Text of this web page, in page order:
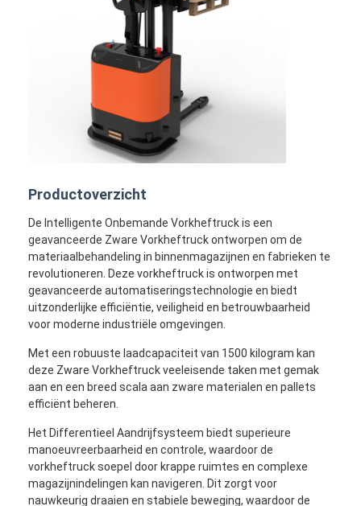
Productoverzicht
De Intelligente Onbemande Vorkheftruck is een
geavanceerde Zware Vorkheftruck ontworpen om de
materiaalbehandeling in binnenmagazijnen en fabrieken te
revolutioneren. Deze vorkheftruck is ontworpen met
geavanceerde automatiseringstechnologie en biedt
uitzonderlijke efficiëntie, veiligheid en betrouwbaarheid
voor moderne industriële omgevingen.
Met een robuuste laadcapaciteit van 1500 kilogram kan
deze Zware Vorkheftruck veeleisende taken met gemak
aan en een breed scala aan zware materialen en pallets
efficiënt beheren.
Het Differentieel Aandrijfsysteem biedt superieure
manoeuvreerbaarheid en controle, waardoor de
vorkheftruck soepel door krappe ruimtes en complexe
magazijnindelingen kan navigeren. Dit zorgt voor
nauwkeurig draaien en stabiele beweging, waardoor de